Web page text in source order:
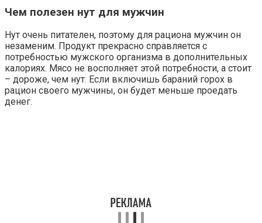
Чем полезен нут для мужчин
Нут очень питателен, поэтому для рациона мужчин он
незаменим. Продукт прекрасно справляется с
потребностью мужского организма в дополнительных
калориях. Мясо не восполняет этой потребности, а стоит
– дороже, чем нут. Если включишь бараний горох в
рацион своего мужчины, он будет меньше проедать
денег.